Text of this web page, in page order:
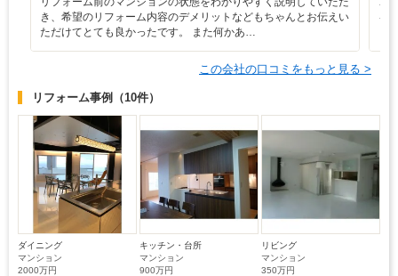
き、希望のリフォーム内容のデメリットなどもちゃんとお伝えい
ただけてとても良かったです。 また何かあ…
を
この会社の口コミをもっと見る >
リフォーム事例 （10件）
ダイニング
マンション
2000万円
キッチン・台所
マンション
900万円
リビング
マンション
350万円